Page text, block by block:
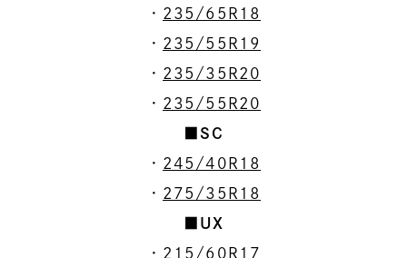
・ 235/65R18
・ 235/55R19
・ 235/35R20
・ 235/55R20
■SC
・ 245/40R18
・ 275/35R18
■UX
・ 215/60R17